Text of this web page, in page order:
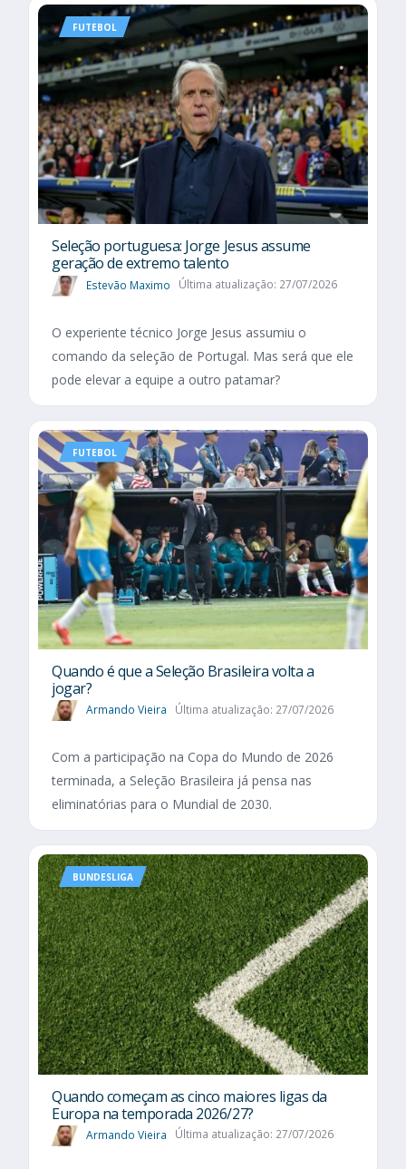
FUTEBOL
Seleção portuguesa: Jorge Jesus assume
geração de extremo talento
Estevão Maximo Última atualização: 27/07/2026
O experiente técnico Jorge Jesus assumiu o
comando da seleção de Portugal. Mas será que ele
pode elevar a equipe a outro patamar?
FUTEBOL
Quando é que a Seleção Brasileira volta a
jogar?
Armando Vieira Última atualização: 27/07/2026
Com a participação na Copa do Mundo de 2026
terminada, a Seleção Brasileira já pensa nas
eliminatórias para o Mundial de 2030.
BUNDESLIGA
Quando começam as cinco maiores ligas da
Europa na temporada 2026/27?
Armando Vieira Última atualização: 27/07/2026